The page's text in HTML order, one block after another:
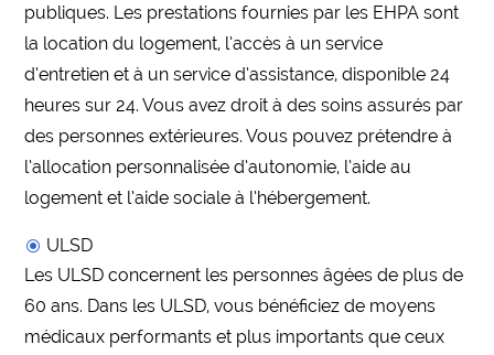
publiques. Les prestations fournies par les EHPA sont
la location du logement, l’accès à un service
d’entretien et à un service d’assistance, disponible 24
heures sur 24. Vous avez droit à des soins assurés par
des personnes extérieures. Vous pouvez prétendre à
l’allocation personnalisée d’autonomie, l’aide au
logement et l’aide sociale à l’hébergement.
ULSD
Les ULSD concernent les personnes âgées de plus de
60 ans. Dans les ULSD, vous bénéficiez de moyens
médicaux performants et plus importants que ceux